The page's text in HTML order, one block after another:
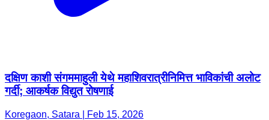
दक्षिण काशी संगममाहुली येथे महाशिवरात्रीनिमित्त भाविकांची अलोट
गर्दी; आकर्षक विद्युत रोषणाई
Koregaon, Satara | Feb 15, 2026